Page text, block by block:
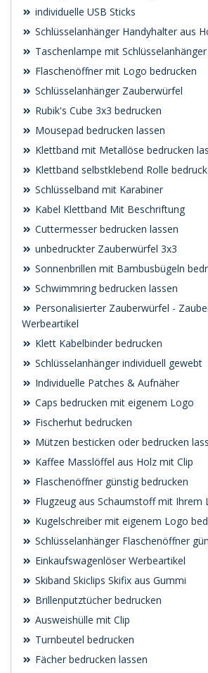
individuelle USB Sticks
Schlüsselanhänger Handyhalter aus
Taschenlampe mit Schlüsselanhänger
Flaschenöffner mit Logo bedrucken
Schlüsselanhänger Zauberwürfel
Rubik's Cube 3x3 bedrucken
Mousepad bedrucken lassen
Klettband mit Metallöse bedrucken
Klettband selbstklebend Rolle
Schlüsselband mit Karabiner
Kabel Klettband Mit Beschriftung
Cuttermesser bedrucken lassen
unbedruckter Zauberwürfel 3x3
Sonnenbrillen mit Bambusbügeln
Schwimmring bedrucken lassen
Personalisierter Zauberwürfel -
Werbeartikel
Klett Kabelbinder bedrucken
Schlüsselanhänger individuell gewebt
Individuelle Patches & Aufnäher
Caps bedrucken mit eigenem Logo
Fischerhut bedrucken
Mützen besticken oder bedrucken
Kaffee Masslöffel aus Holz mit Clip
Flaschenöffner günstig bedrucken
Flugzeug aus Schaumstoff mit Ihrem
Kugelschreiber mit eigenem Logo
Schlüsselanhänger Flaschenöffner
Einkaufswagenlöser Werbeartikel
Skiband Skiclips Skifix aus Gummi
Brillenputztücher bedrucken
Ausweishülle mit Clip
Turnbeutel bedrucken
Fächer bedrucken lassen